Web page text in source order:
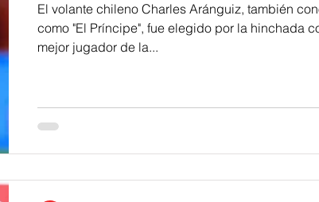
El volante chileno Charles Aránguiz, también
como "El Príncipe", fue elegido por la hinchada como el
mejor jugador de la...